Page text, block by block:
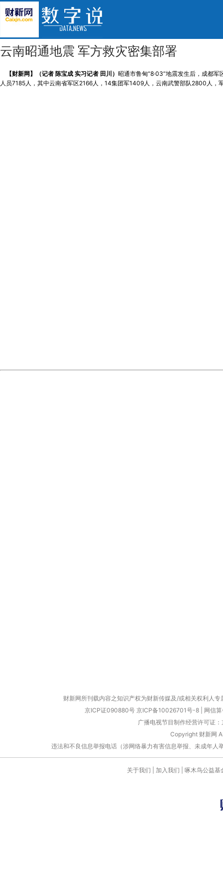
云南昭通地震 军方救灾密集部署
【财新网】（记者 陈宝成 实习记者 田川） 昭通市鲁甸“8·03”地震发生后，成都
人员7185人，其中云南省军区2166人，14集团军1409人，云南武警部队2800人
财新网所刊载内容之知识产权为财新传媒及/或相关权利人
京ICP证090880号 京ICP备10026701号-8
网信
广播电视节目制作经营许可证
Copyright 财新网
违法和不良信息举报电话（涉网络暴力有害信息举报、未成
关于我们 加入我们 啄木鸟公益基